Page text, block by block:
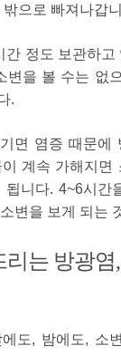
으로 빠져나갑
간 정도 보관하고
변을 볼 수는 없
.
면 염증 때문에
계속 가해지면
니다. 4~6시간
변을 보게 되는
리는 방광염
도, 밤에도, 소